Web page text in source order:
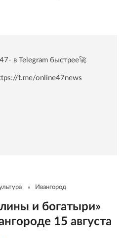
в Telegram быстрее🚀
t.me/online47news
Ивангород
и богатыри»
15 августа